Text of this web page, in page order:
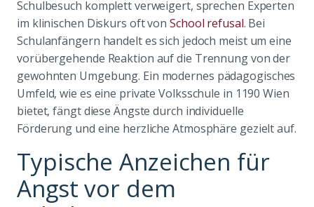
Schulbesuch komplett verweigert, sprechen Experten
im klinischen Diskurs oft von School refusal. Bei
Schulanfängern handelt es sich jedoch meist um eine
vorübergehende Reaktion auf die Trennung von der
gewohnten Umgebung. Ein modernes pädagogisches
Umfeld, wie es eine private Volksschule in 1190 Wien
bietet, fängt diese Ängste durch individuelle
Förderung und eine herzliche Atmosphäre gezielt auf.
Typische Anzeichen für
Angst vor dem